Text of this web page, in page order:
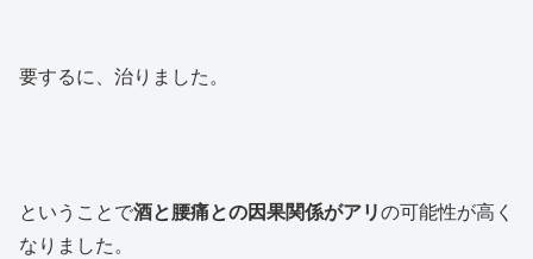
要するに、治りました。
ということで酒と腰痛との因果関係がアリの可能性が高く
なりました。